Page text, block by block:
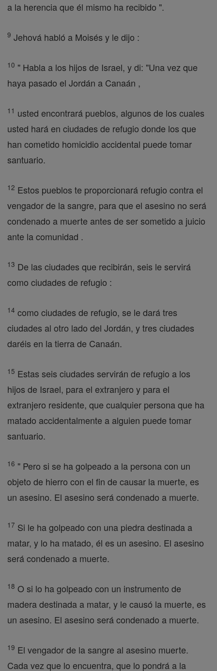
a la herencia que él mismo ha recibido ".
9 Jehová habló a Moisés y le dijo :
10 " Habla a los hijos de Israel, y di: "Una vez que
haya pasado el Jordán a Canaán ,
11 usted encontrará pueblos, algunos de los cuales
usted hará en ciudades de refugio donde los que
han cometido homicidio accidental puede tomar
santuario.
12 Estos pueblos te proporcionará refugio contra el
vengador de la sangre, para que el asesino no será
condenado a muerte antes de ser sometido a juicio
ante la comunidad .
13 De las ciudades que recibirán, seis le servirá
como ciudades de refugio :
14 como ciudades de refugio, se le dará tres
ciudades al otro lado del Jordán, y tres ciudades
daréis en la tierra de Canaán.
15 Estas seis ciudades servirán de refugio a los
hijos de Israel, para el extranjero y para el
extranjero residente, que cualquier persona que ha
matado accidentalmente a alguien puede tomar
santuario.
16 " Pero si se ha golpeado a la persona con un
objeto de hierro con el fin de causar la muerte, es
un asesino. El asesino será condenado a muerte.
17 Si le ha golpeado con una piedra destinada a
matar, y lo ha matado, él es un asesino. El asesino
será condenado a muerte.
18 O si lo ha golpeado con un instrumento de
madera destinada a matar, y le causó la muerte, es
un asesino. El asesino será condenado a muerte.
19 El vengador de la sangre al asesino muerte.
Cada vez que lo encuentra, que lo pondrá a la